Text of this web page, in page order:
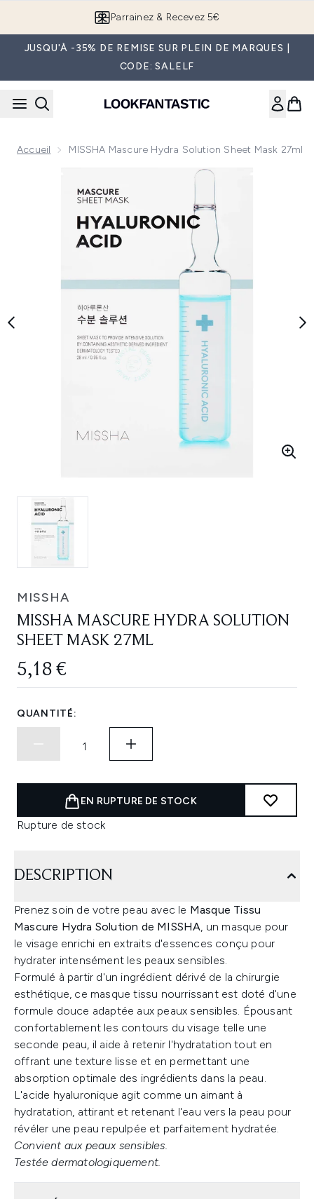
Parrainez & Recevez 5€
JUSQU'À -35% DE REMISE SUR PLEIN DE MARQUES |
CODE: SALELF
Accueil MISSHA Mascure Hydra Solution Sheet Mask 27ml
Now showing image 1 MISSHA Mascure Hydra Solution
MISSHA
MISSHA MASCURE HYDRA SOLUTION
SHEET MASK 27ML
5,18 €
QUANTITÉ:
EN RUPTURE DE STOCK
Rupture de stock
DESCRIPTION
Prenez soin de votre peau avec le Masque Tissu
Mascure Hydra Solution de MISSHA, un masque pour
le visage enrichi en extraits d'essences conçu pour
hydrater intensément les peaux sensibles.
Formulé à partir d'un ingrédient dérivé de la chirurgie
esthétique, ce masque tissu nourrissant est doté d'une
formule douce adaptée aux peaux sensibles. Épousant
confortablement les contours du visage telle une
seconde peau, il aide à retenir l'hydratation tout en
offrant une texture lisse et en permettant une
absorption optimale des ingrédients dans la peau.
L'acide hyaluronique agit comme un aimant à
hydratation, attirant et retenant l'eau vers la peau pour
révéler une peau repulpée et parfaitement hydratée.
Convient aux peaux sensibles.
Testée dermatologiquement.